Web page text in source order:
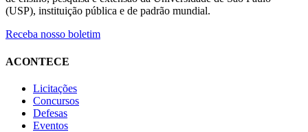
(USP), instituição pública e de padrão mundial.
Receba nosso boletim
ACONTECE
Licitações
Concursos
Defesas
Eventos